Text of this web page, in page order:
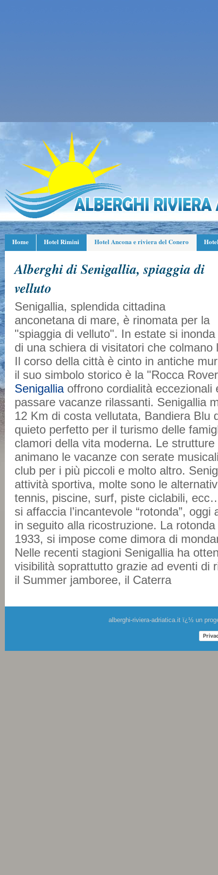
Home Hotel Rimini Hotel Ancona e riviera del Conero
Alberghi di Senigallia, spiaggia di
velluto
Senigallia, splendida cittadina
anconetana di mare, è rinomata per la
"spiaggia di velluto". In estate si inonda
di una schiera di visitatori che
Il corso della città è cinto in antiche
il suo simbolo storico è la "Rocca
Senigalliaoffrono cordialità eccezionali
passare vacanze rilassanti. Senigallia
12 Km di costa vellutata, Bandiera Blu
quieto perfetto per il turismo delle
clamori della vita moderna. Le
animano le vacanze con serate
club per i più piccoli e molto altro.
attività sportiva, molte sono le
tennis, piscine, surf, piste ciclabili,
si affaccia l’incantevole “rotonda”,
in seguito alla ricostruzione. La
1933, si impose come dimora di
Nelle recenti stagioni Senigallia ha
visibilità soprattutto grazie ad eventi di
il Summer jamboree, il Caterra
alberghi-riviera-adriatica.it ï¿½ un